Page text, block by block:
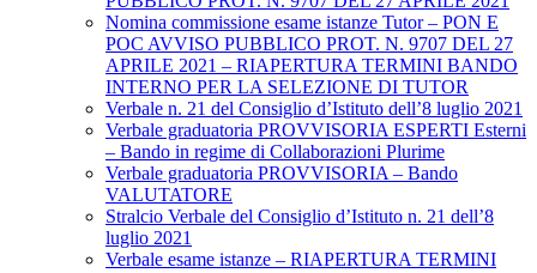
Nomina commissione esame istanze Tutor – PON E
POC AVVISO PUBBLICO PROT. N. 9707 DEL 27
APRILE 2021 – RIAPERTURA TERMINI BANDO
INTERNO PER LA SELEZIONE DI TUTOR
Verbale n. 21 del Consiglio d’Istituto dell’8 luglio 2021
Verbale graduatoria PROVVISORIA ESPERTI Esterni
– Bando in regime di Collaborazioni Plurime
Verbale graduatoria PROVVISORIA – Bando
VALUTATORE
Stralcio Verbale del Consiglio d’Istituto n. 21 dell’8
luglio 2021
Verbale esame istanze – RIAPERTURA TERMINI